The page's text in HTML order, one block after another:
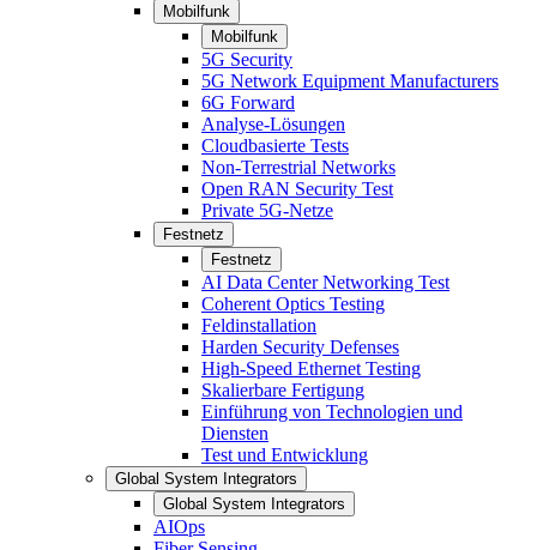
Mobilfunk
Mobilfunk
5G Security
5G Network Equipment Manufacturers
6G Forward
Analyse-Lösungen
Cloudbasierte Tests
Non-Terrestrial Networks
Open RAN Security Test
Private 5G-Netze
Festnetz
Festnetz
AI Data Center Networking Test
Coherent Optics Testing
Feldinstallation
Harden Security Defenses
High-Speed Ethernet Testing
Skalierbare Fertigung
Einführung von Technologien und
Diensten
Test und Entwicklung
Global System Integrators
Global System Integrators
AIOps